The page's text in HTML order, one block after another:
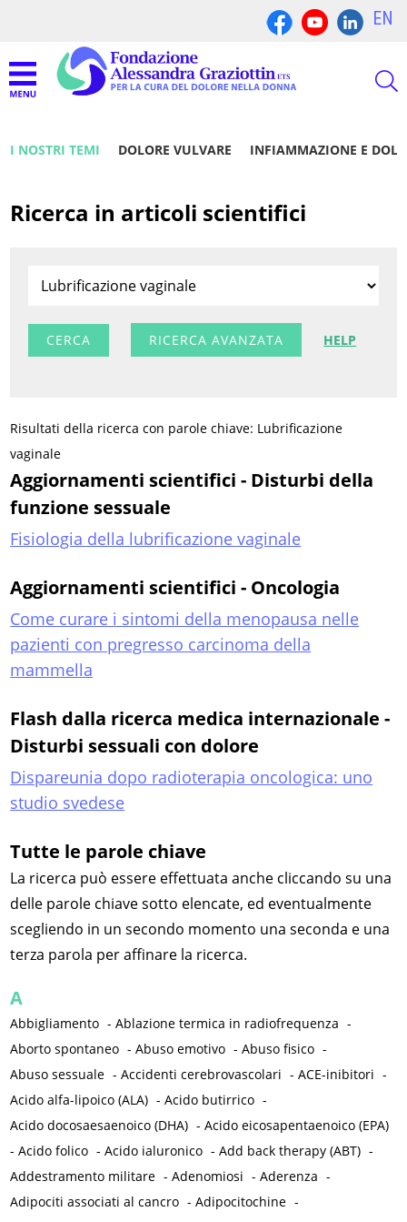
EN
I NOSTRI TEMI DOLORE VULVARE INFIAMMAZIONE E
Ricerca in articoli scientifici
RICERCA AVANZATA HELP
Risultati della ricerca con parole chiave: Lubrificazione
vaginale
Aggiornamenti scientifici - Disturbi della
funzione sessuale
Fisiologia della lubrificazione vaginale
Aggiornamenti scientifici - Oncologia
Come curare i sintomi della menopausa nelle
pazienti con pregresso carcinoma della
mammella
Flash dalla ricerca medica internazionale -
Disturbi sessuali con dolore
Dispareunia dopo radioterapia oncologica: uno
studio svedese
Tutte le parole chiave
La ricerca può essere effettuata anche cliccando su una
delle parole chiave sotto elencate, ed eventualmente
scegliendo in un secondo momento una seconda e una
terza parola per affinare la ricerca.
A
Abbigliamento -Ablazione termica in radiofrequenza -
Aborto spontaneo -Abuso emotivo -Abuso fisico -
Abuso sessuale -Accidenti cerebrovascolari -ACE-inibitori -
Acido alfa-lipoico (ALA) -Acido butirrico -
Acido docosaesaenoico (DHA) -Acido eicosapentaenoico (EPA)
-Acido folico -Acido ialuronico -Add back therapy (ABT) -
Addestramento militare -Adenomiosi -Aderenza -
Adipociti associati al cancro -Adipocitochine -